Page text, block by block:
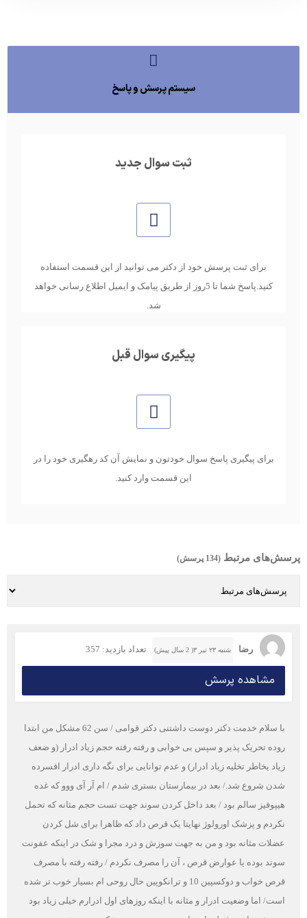
سیستم پرسش و پاسخ
ثبت سوال جدید
برای ثبت پرسش خود از دکتر می توانید از این قسمت استفاده
کنید.پاسخ شما تا 5روز از طریق پیامک و ایمیل اطلاع رسانی خواهد
شد.
پیگیری سوال قبل
برای پیگیری پاسخ سوال خودتون و نمایش آن کد رهگیری خود را در
این قسمت وارد کنید.
پرسش‌های مرتبط (134 پرسش)
رضا شنبه ۲۳ تیر ۳( 2 سال پیش) تعداد بازدید: 357
مشاهده پرسش
با سلام خدمت دکتر دوست داشتنی دکتر قوامی / سن 62 مشکل من ابتدا
روده تحریک پذیر و سپس بی خوابی و رفته رفته حجم زیاد ادرار (و ضعف
زیاد بخاطر تخلیه زیاد ادرار) و عدم توانایی برای نگه داری ادرار افسرده
شدن شروع شد./ بعد در بیمارستان بستری شدم / ام آر آی ووو که غده
هیپوفیز سالم بود / بعد داخل کردن سوند جهت تست حجم مثانه که تحمل
نکردم و پزشک اورولوژ نهایتا یک قرص داد که ظاهرا برای شل کردن
عضلات مثانه بود و من به جهت سوزش و درد مجرا و شک در اینکه عفونت
سوند بوده یا عوارض قرص ، آن را مصرف نکردم / رفته رفته با مصرف
قرص خواب و دوکسپین 10 و ترانکوپین حال روحی ام بسیار خوب تر شده
است/ اما وضعیت ادرار و مثانه با اینکه روزهای اول ادرارم خیلی زیاد بود